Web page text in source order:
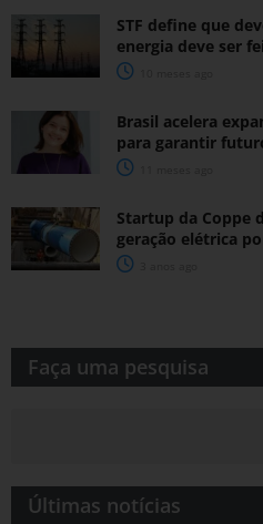
STF define que
energia deve ser
Brasil acelera
para garantir
Startup da Coppe
geração elétrica
Faça uma pesquisa​​
Últimas notícias